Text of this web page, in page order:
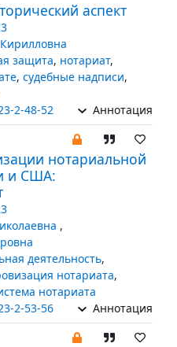
аспект
защита, нотариат,
, судебные надписи,
2-48-52 Аннотация
нотариальной
и США:
,
деятельность,
нотариата,
нотариата
2-53-56 Аннотация